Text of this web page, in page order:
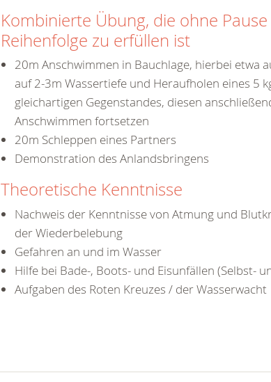
Kombinierte Übung, die ohne
Reihenfolge zu erfüllen ist
20m Anschwimmen in Bauchlage, hierbei etwa
auf 2-3m Wassertiefe und Heraufholen eines 5
gleichartigen Gegenstandes, diesen
Anschwimmen fortsetzen
20m Schleppen eines Partners
Demonstration des Anlandsbringens
Theoretische Kenntnisse
Nachweis der Kenntnisse von Atmung und
der Wiederbelebung
Gefahren an und im Wasser
Hilfe bei Bade-, Boots- und Eisunfällen (Selbst-
Aufgaben des Roten Kreuzes / der Wasserwacht